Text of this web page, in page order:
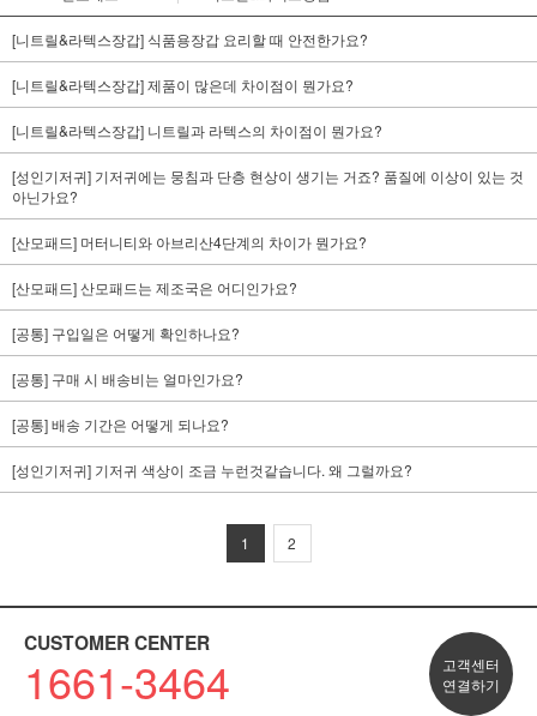
[니트릴&라텍스장갑] 식품용장갑 요리할 때 안전한가요?
[니트릴&라텍스장갑] 제품이 많은데 차이점이 뭔가요?
[니트릴&라텍스장갑] 니트릴과 라텍스의 차이점이 뭔가요?
[성인기저귀] 기저귀에는 뭉침과 단층 현상이 생기는 거죠? 품질에 이상이 있는 것
아닌가요?
[산모패드] 머터니티와 아브리산4단계의 차이가 뭔가요?
[산모패드] 산모패드는 제조국은 어디인가요?
[공통] 구입일은 어떻게 확인하나요?
[공통] 구매 시 배송비는 얼마인가요?
[공통] 배송 기간은 어떻게 되나요?
[성인기저귀] 기저귀 색상이 조금 누런것같습니다. 왜 그럴까요?
1 2
CUSTOMER CENTER
1661-3464
고객센터
연결하기